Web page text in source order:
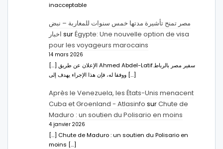
inacceptable
مصر تمنح تأشيرة مدتها خمس سنوات للمغاربة – نبض
اخبار surÉgypte: Une nouvelle option de visa
pour les voyageurs marocains
14 mars 2026
[…] الإعلان عن طريق Ahmed Abdel-Latifسفير مصر بالرباط.
ووفقا له، فإن هذا الإجراء يهدف إلى […]
Après le Venezuela, les États-Unis menacent
Cuba et Groenland - Atlasinfo surChute de
Maduro : un soutien du Polisario en moins
4 janvier 2026
[…] Chute de Maduro : un soutien du Polisario en
moins […]